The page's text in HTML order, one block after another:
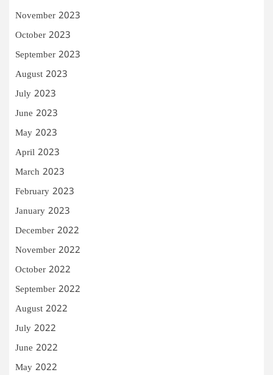
November 2023
October 2023
September 2023
August 2023
July 2023
June 2023
May 2023
April 2023
March 2023
February 2023
January 2023
December 2022
November 2022
October 2022
September 2022
August 2022
July 2022
June 2022
May 2022